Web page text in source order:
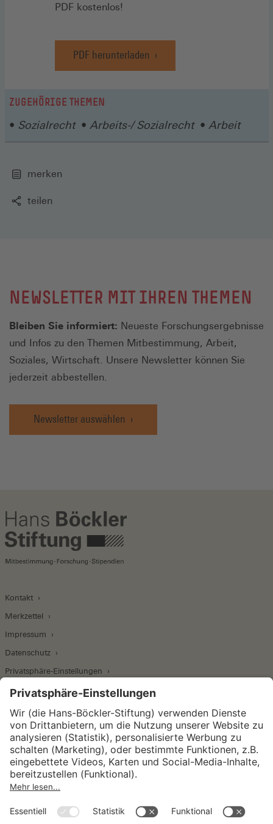
PDF kostenlos!
PDF herunterladen
ZUGEHÖRIGE THEMEN
Sozialrecht Arbeits-/ Sozialrecht Arbeit
merken
teilen
NEWSLETTER MIT IHREN THEMEN
Bleiben Sie informiert: Neueste Forschungsergebnisse
und Infos zu den Themen Mitbestimmung, Arbeit,
Soziales, Wirtschaft. Unsere Newsletter können Sie
jederzeit abbestellen.
Newsletter auswählen
Kontakt
Merkzettel
Impressum
Datenschutz
Privatsphäre-Einstellungen
Wirtschafts- und Sozialwissenschaftliches Institut
Institut für Makroökonomie und
Konjunkturforschung